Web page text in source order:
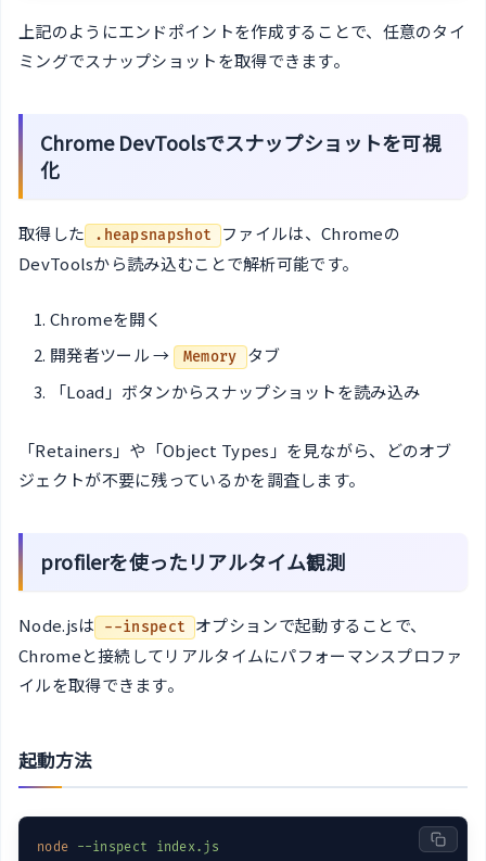
上記のようにエンドポイントを作成することで、任意のタイ
ミングでスナップショットを取得できます。
Chrome DevToolsでスナップショットを可視
化
取得した .heapsnapshot
ファイルは、Chromeの
DevToolsから読み込むことで解析可能です。
Chromeを開く
開発者ツール →
Memory タブ
「Load」ボタンからスナップショットを読み込み
「Retainers」や「Object Types」を見ながら、どのオブ
ジェクトが不要に残っているかを調査します。
profilerを使ったリアルタイム観測
Node.jsは --inspect
オプションで起動することで、
Chromeと接続してリアルタイムにパフォーマンスプロファ
イルを取得できます。
起動方法
node --inspect index.js